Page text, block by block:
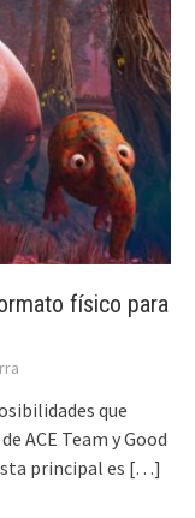
físico para
que
ACE Team y Good
principal es […]